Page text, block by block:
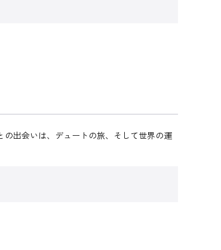
出会いは、デュートの旅、そして世界の運